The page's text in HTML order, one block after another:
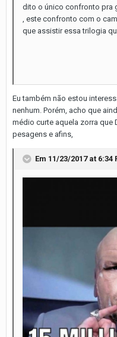
dito o único confronto pra
, este confronto com o
que assistir essa trilogia
Eu também não estou
nenhum. Porém, acho que
médio curte aquela zorra que
pesagens e afins,
Em 11/23/2017 at 6:34